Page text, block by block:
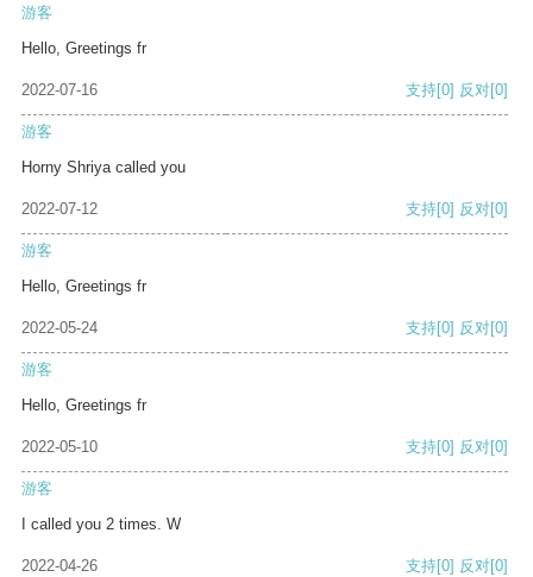
游客
Hello, Greetings fr
2022-07-16 支持[0] 反对[0]
游客
Horny Shriya called you
2022-07-12 支持[0] 反对[0]
游客
Hello, Greetings fr
2022-05-24 支持[0] 反对[0]
游客
Hello, Greetings fr
2022-05-10 支持[0] 反对[0]
游客
I called you 2 times. W
2022-04-26 支持[0] 反对[0]